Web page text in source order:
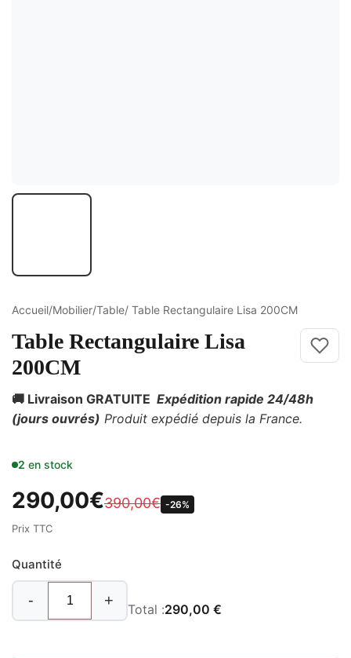
Accueil/Mobilier/Table/ Table Rectangulaire Lisa 200CM
Table Rectangulaire Lisa
200CM
🚚 Livraison GRATUITE Expédition rapide 24/48h
(jours ouvrés) Produit expédié depuis la France.
2 en stock
290,00€390,00€ -26%
Prix TTC
Quantité
- +
Total :290,00 €